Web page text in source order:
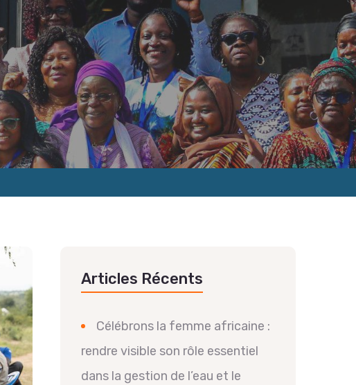
Articles Récents
Célébrons la femme africaine :
rendre visible son rôle essentiel
dans la gestion de l’eau et le